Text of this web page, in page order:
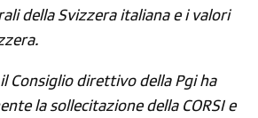
della Svizzera italiana e i valori
Consiglio direttivo della Pgi ha
la sollecitazione della CORSI e